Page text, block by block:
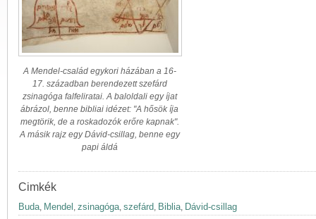
A Mendel-család egykori házában a 16-
17. században berendezett szefárd
zsinagóga falfeliratai. A baloldali egy íjat
ábrázol, benne bibliai idézet: "A hősök íja
megtörik, de a roskadozók erőre kapnak".
A másik rajz egy Dávid-csillag, benne egy
papi áldá
Cimkék
Buda, Mendel , zsinagóga, szefárd, Biblia, Dávid-csillag